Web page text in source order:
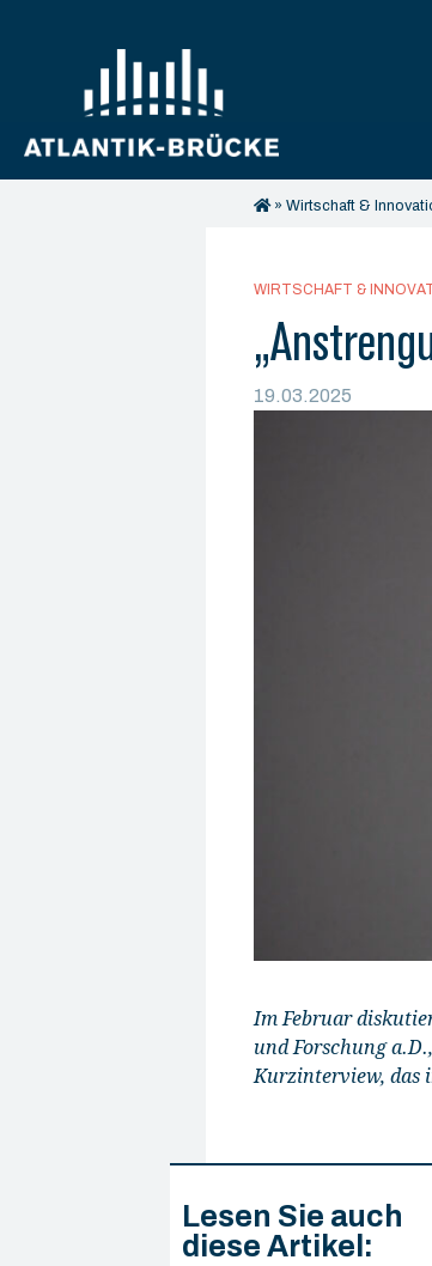
» Wirtschaft &
WIRTSCHAFT &
19.03.2025
Im Februar
und Forschung
Kurzinterview, das
Lesen Sie auch
diese Artikel: